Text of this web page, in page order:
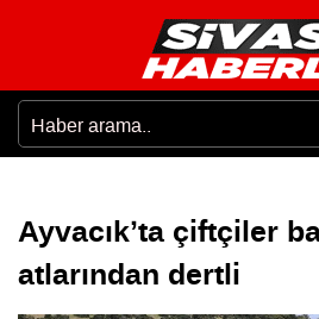
Ayvacık’ta çiftçiler
atlarından dertli